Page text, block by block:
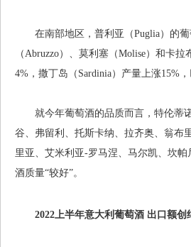
在南部地区，普利亚（Puglia）的葡
（Abruzzo）、莫利塞（Molise）和卡
4%，撒丁岛（Sardinia）产量上涨15%
就今年葡萄酒的品质而言，特伦蒂诺
谷、弗留利、托斯卡纳、拉齐奥、翁布
里亚、艾米利亚-罗马涅、马尔凯、坎
酒质量“较好”。
2022上半年意大利葡萄酒 出口额创